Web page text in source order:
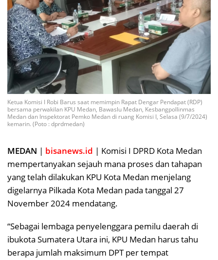
Ketua Komisi I Robi Barus saat memimpin Rapat Dengar Pendapat (RDP)
bersama perwakilan KPU Medan, Bawaslu Medan, Kesbangpollinmas
Medan dan Inspektorat Pemko Medan di ruang Komisi I, Selasa (9/7/2024)
kemarin. (Poto : dprdmedan)
MEDAN | bisanews.id | Komisi I DPRD Kota Medan
mempertanyakan sejauh mana proses dan tahapan
yang telah dilakukan KPU Kota Medan menjelang
digelarnya Pilkada Kota Medan pada tanggal 27
November 2024 mendatang.
“Sebagai lembaga penyelenggara pemilu daerah di
ibukota Sumatera Utara ini, KPU Medan harus tahu
berapa jumlah maksimum DPT per tempat